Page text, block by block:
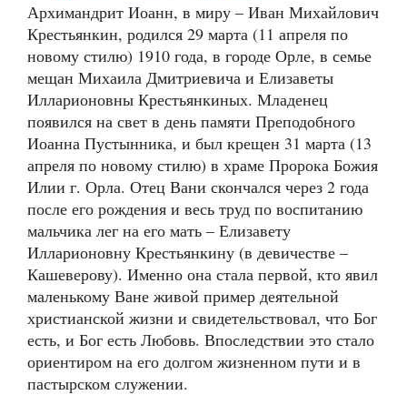
Архимандрит Иоанн, в миру – Иван Михайлович
Крестьянкин, родился 29 марта (11 апреля по
новому стилю) 1910 года, в городе Орле, в семье
мещан Михаила Дмитриевича и Елизаветы
Илларионовны Крестьянкиных. Младенец
появился на свет в день памяти Преподобного
Иоанна Пустынника, и был крещен 31 марта (13
апреля по новому стилю) в храме Пророка Божия
Илии г. Орла. Отец Вани скончался через 2 года
после его рождения и весь труд по воспитанию
мальчика лег на его мать – Елизавету
Илларионовну Крестьянкину (в девичестве –
Кашеверову). Именно она стала первой, кто явил
маленькому Ване живой пример деятельной
христианской жизни и свидетельствовал, что Бог
есть, и Бог есть Любовь. Впоследствии это стало
ориентиром на его долгом жизненном пути и в
пастырском служении.